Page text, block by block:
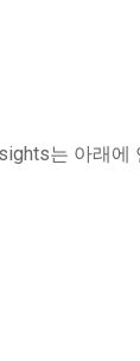
는 아래에